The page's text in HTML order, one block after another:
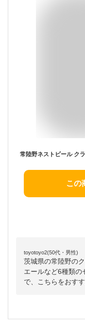
この
toyotoyo2(50代・男性)
茨城県の常陸野の
エールなど6種類の
で、こちらをおすす